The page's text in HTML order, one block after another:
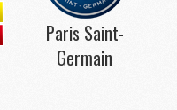
Paris Saint-
Germain